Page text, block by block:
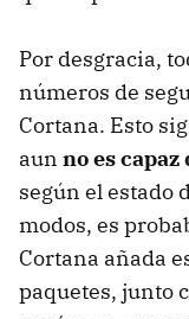
Por desgracia,
números de
Cortana. Esto
aun no es
según el estado
modos, es
Cortana añada
paquetes, junto